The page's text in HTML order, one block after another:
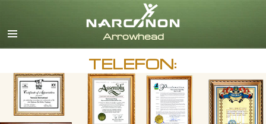
Deutsch
español
francia
héber
TELEFON: